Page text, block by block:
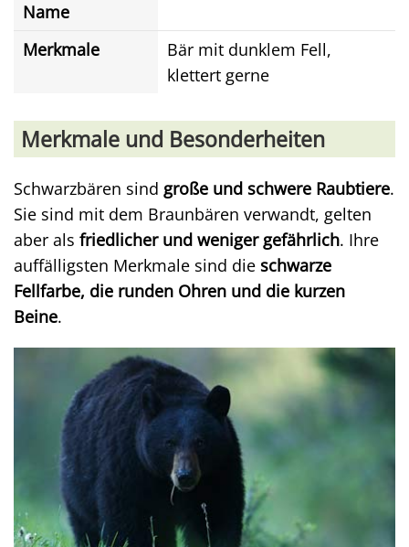
Name
Merkmale
Bär mit dunklem Fell,
klettert gerne
Merkmale und Besonderheiten
Schwarzbären sind große und schwere Raubtiere.
Sie sind mit dem Braunbären verwandt, gelten
aber als friedlicher und weniger gefährlich. Ihre
auffälligsten Merkmale sind die schwarze
Fellfarbe, die runden Ohren und die kurzen
Beine.